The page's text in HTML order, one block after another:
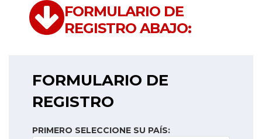
FORMULARIO DE
REGISTRO ABAJO:
FORMULARIO DE
REGISTRO
PRIMERO SELECCIONE SU PAÍS: